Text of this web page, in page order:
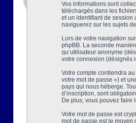
Vos informations sont
téléchargés dans les
et un identifiant de session
naviguerez sur les sujets
Lors de votre navigation
phpBB. La seconde
qu’utilisateur anonyme
votre connexion (désignés
Votre compte contiendra
votre mot de passe ») et
pays qui nous héberge.
d’inscription, sont
De plus, vous pouvez faire
Votre mot de passe est
mot de passe est le moyen